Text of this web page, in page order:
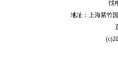
找
地址：上海紫竹